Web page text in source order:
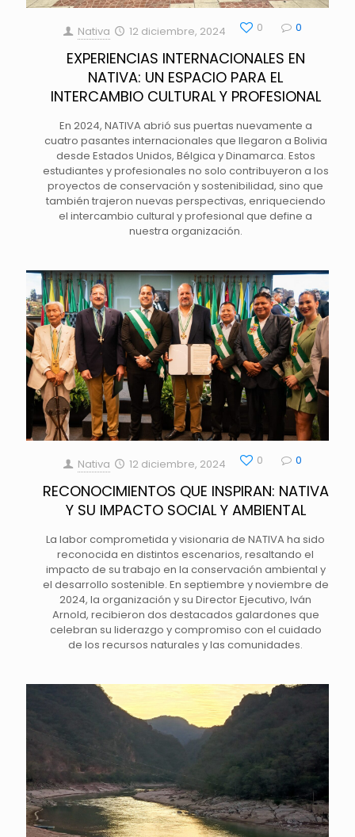
Nativa 12 diciembre, 2024 0 0
EXPERIENCIAS INTERNACIONALES EN
NATIVA: UN ESPACIO PARA EL
INTERCAMBIO CULTURAL Y PROFESIONAL
En 2024, NATIVA abrió sus puertas nuevamente a
cuatro pasantes internacionales que llegaron a Bolivia
desde Estados Unidos, Bélgica y Dinamarca. Estos
estudiantes y profesionales no solo contribuyeron a los
proyectos de conservación y sostenibilidad, sino que
también trajeron nuevas perspectivas, enriqueciendo
el intercambio cultural y profesional que define a
nuestra organización.
Nativa 12 diciembre, 2024 0 0
RECONOCIMIENTOS QUE INSPIRAN: NATIVA
Y SU IMPACTO SOCIAL Y AMBIENTAL
La labor comprometida y visionaria de NATIVA ha sido
reconocida en distintos escenarios, resaltando el
impacto de su trabajo en la conservación ambiental y
el desarrollo sostenible. En septiembre y noviembre de
2024, la organización y su Director Ejecutivo, Iván
Arnold, recibieron dos destacados galardones que
celebran su liderazgo y compromiso con el cuidado
de los recursos naturales y las comunidades.